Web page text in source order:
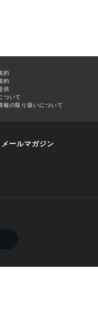
約
約
供
ついて
報の取り扱いについて
ールマガジン